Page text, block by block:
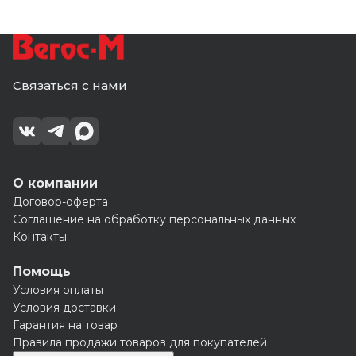
Связаться с нами
О компании
Договор-оферта
Соглашение на обработку персональных данных
Контакты
Помощь
Условия оплаты
Условия доставки
Гарантия на товар
Правила продажи товаров для покупателей